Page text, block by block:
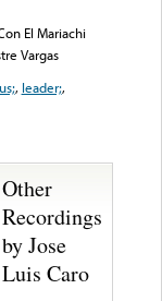
El Mariachi
Vargas
, leader;,
Other
Recordings
by Jose
Luis Caro